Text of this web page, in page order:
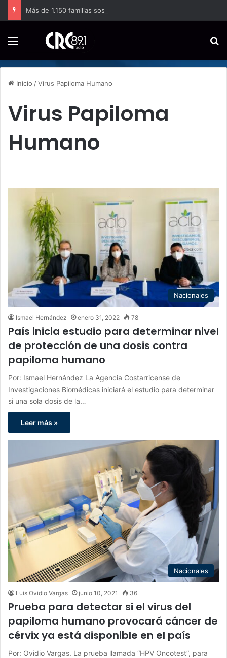
Inicio /Virus Papiloma Humano
Virus Papiloma
Humano
Nacionales
Ismael Hernández enero 31, 2022 78
País inicia estudio para determinar nivel
de protección de una dosis contra
papiloma humano
Por: Ismael Hernández La Agencia Costarricense de
Investigaciones Biomédicas iniciará el estudio para determinar
si una sola dosis de la…
Leer más »
Nacionales
Luis Ovidio Vargas junio 10, 2021 36
Prueba para detectar si el virus del
papiloma humano provocará cáncer de
cérvix ya está disponible en el país
Por: Ovidio Vargas. La prueba llamada “HPV Oncotest”, para